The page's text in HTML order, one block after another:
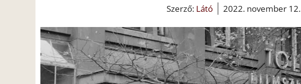
Szerző: Látó 2022. november 12.